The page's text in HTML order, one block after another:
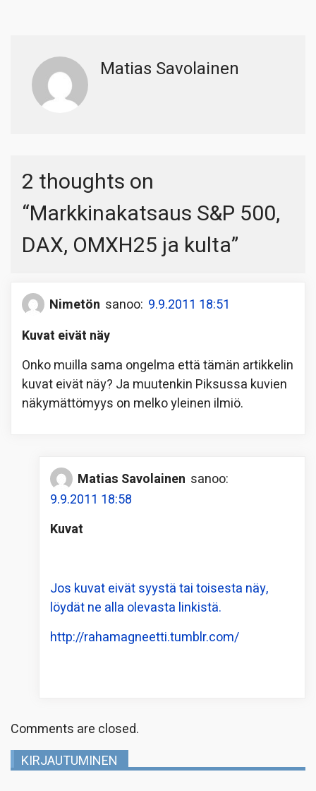
Matias Savolainen
2 thoughts on
“Markkinakatsaus S&P 500,
DAX, OMXH25 ja kulta”
Nimetön sanoo: 9.9.2011 18:51
Kuvat eivät näy
Onko muilla sama ongelma että tämän artikkelin
kuvat eivät näy? Ja muutenkin Piksussa kuvien
näkymättömyys on melko yleinen ilmiö.
Matias Savolainen sanoo:
9.9.2011 18:58
Kuvat
Jos kuvat eivät syystä tai toisesta näy,
löydät ne alla olevasta linkistä.
http://rahamagneetti.tumblr.com/
Comments are closed.
KIRJAUTUMINEN